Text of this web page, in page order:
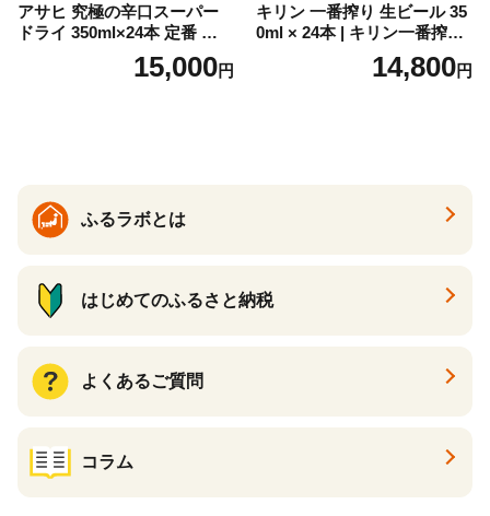
アサヒ 究極の辛口スーパー
ドライ 350ml×24本 定番 ビー
ル 缶ビール 酒 お酒 アルコー
15,000円
キリン 一番搾り 生ビール 35
0ml × 24本 | キリン一番搾り
キリンビール 一番搾り ビー
ル 24缶 きりんいちばんしぼ
14,800円
ふるラボとは
はじめてのふるさと納税
よくあるご質問
コラム